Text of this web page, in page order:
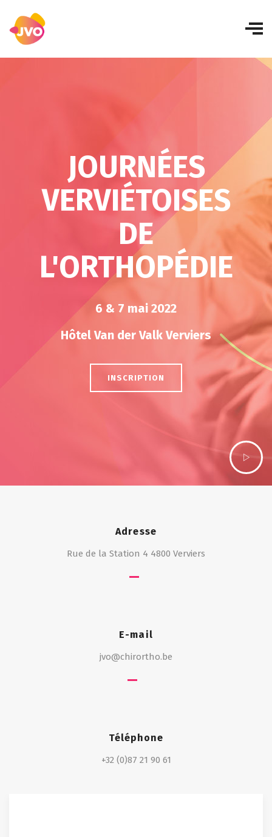
JOURNÉES
VERVIÉTOISES
DE
L'ORTHOPÉDIE
6 & 7 mai 2022
Hôtel Van der Valk Verviers
INSCRIPTION
Adresse
Rue de la Station 4 4800 Verviers
E-mail
jvo@chirortho.be
Téléphone
+32 (0)87 21 90 61